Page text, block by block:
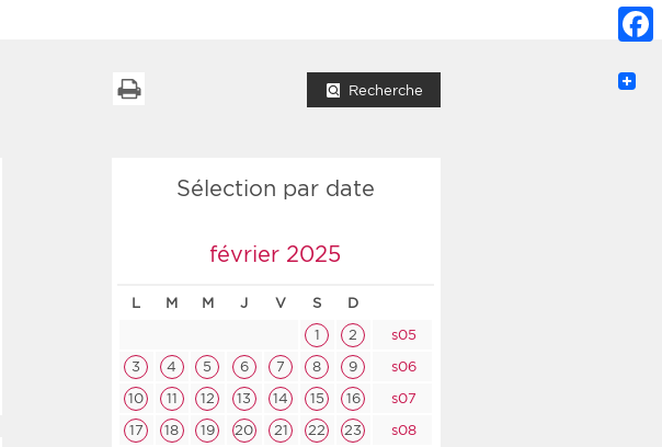
Tri
Chronologique
Recherche
Sélection par date
février 2025
L M M J V S D
1 2
s05
3
4 5 6 7 8 9
s06
10
11 12 13 14 15 16
s07
17
18 19 20 21 22 23
s08